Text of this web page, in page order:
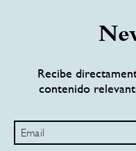
Recibe
contenido